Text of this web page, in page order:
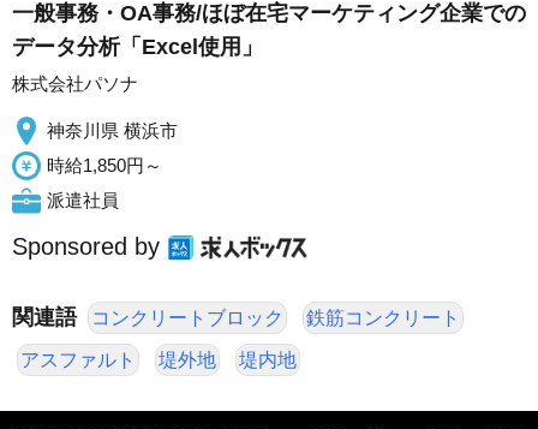
一般事務・OA事務/ほぼ在宅マーケティング企業での
データ分析「Excel使用」
株式会社パソナ
神奈川県 横浜市
時給1,850円～
派遣社員
Sponsored by
関連語 コンクリートブロック 鉄筋コンクリート
アスファルト 堤外地 堤内地